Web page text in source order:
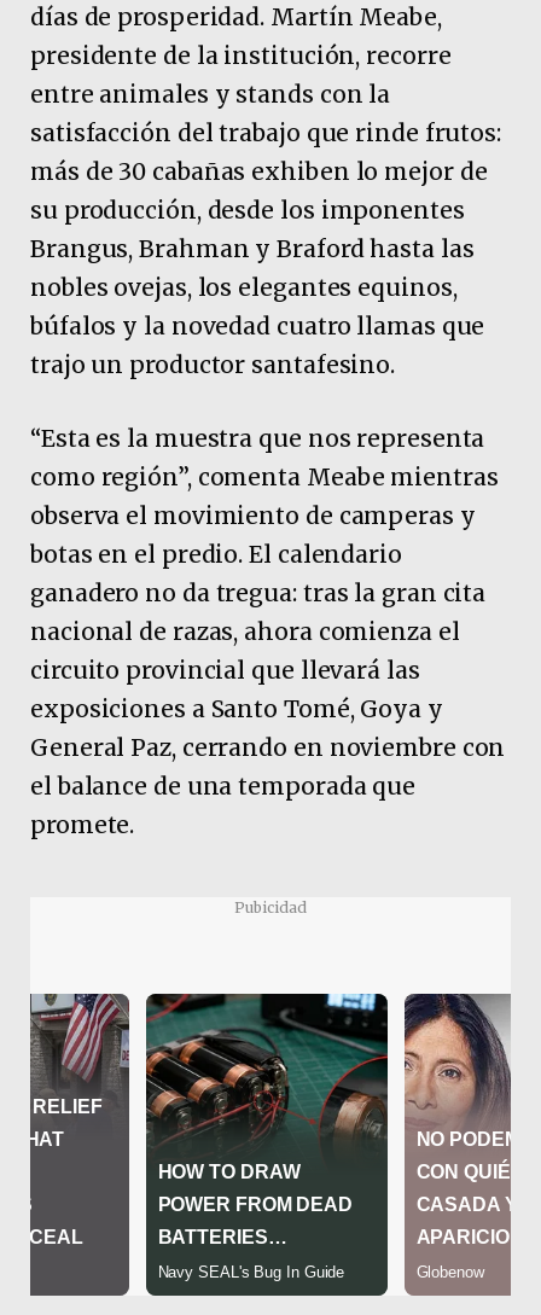
días de prosperidad. Martín Meabe,
presidente de la institución, recorre
entre animales y stands con la
satisfacción del trabajo que rinde frutos:
más de 30 cabañas exhiben lo mejor de
su producción, desde los imponentes
Brangus, Brahman y Braford hasta las
nobles ovejas, los elegantes equinos,
búfalos y la novedad cuatro llamas que
trajo un productor santafesino.
“Esta es la muestra que nos representa
como región”, comenta Meabe mientras
observa el movimiento de camperas y
botas en el predio. El calendario
ganadero no da tregua: tras la gran cita
nacional de razas, ahora comienza el
circuito provincial que llevará las
exposiciones a Santo Tomé, Goya y
General Paz, cerrando en noviembre con
el balance de una temporada que
promete.
Pubicidad